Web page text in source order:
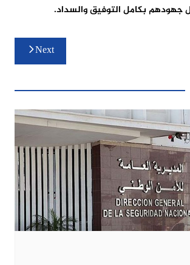
جهودهم بكامل التوفيق والسداد.
Next